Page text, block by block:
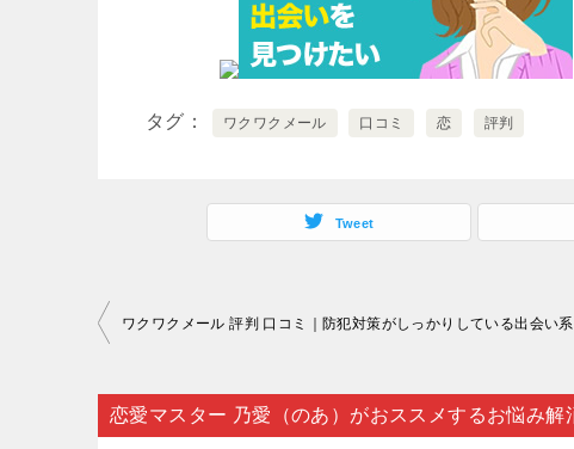
タグ ワクワクメール 口コミ 恋 評判
Tweet
投
ナ
ビ
恋愛マスター 乃愛（のあ）がおススメするお悩み解